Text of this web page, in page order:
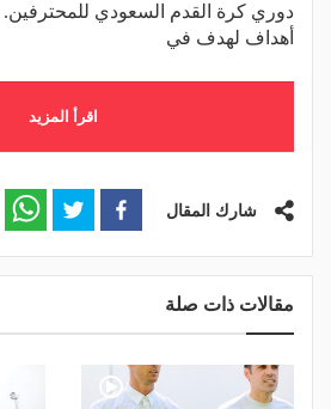
دوري كرة القدم السعودي للمحترفين.
أهداف لهدف في
اقرأ المزيد
شارك المقال
مقالات ذات صلة